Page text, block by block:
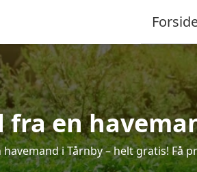
fra en
i Tårnby – helt gratis! Få